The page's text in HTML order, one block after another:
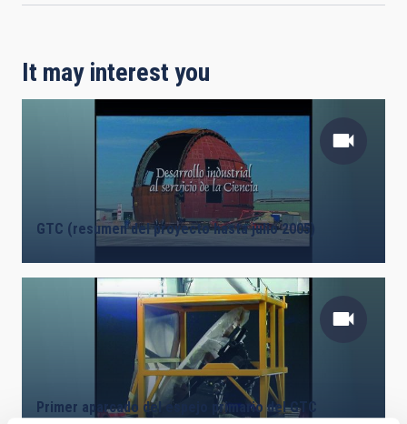
It may interest you
GTC (resumen del proyecto hasta julio 2005)
Primer aparcado del espejo primario del GTC